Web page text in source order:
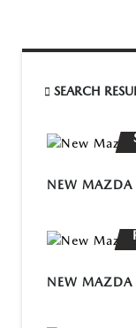
SEARCH
NEW MAZDA
NEW MAZDA